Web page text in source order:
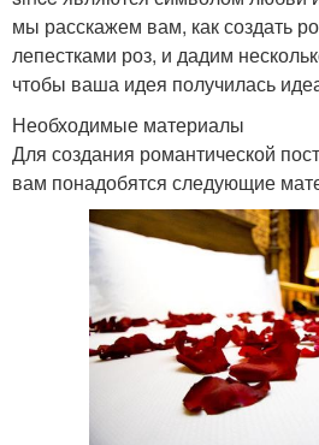
мы расскажем вам, как создать
лепестками роз, и дадим
чтобы ваша идея получилась
Необходимые материалы
Для создания романтической
вам понадобятся следующие